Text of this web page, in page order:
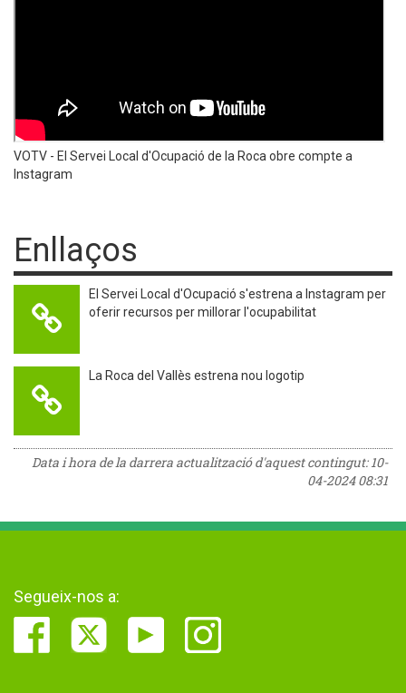
VOTV - El Servei Local d'Ocupació de la Roca obre compte a
Instagram
Enllaços
El Servei Local d'Ocupació s'estrena a Instagram per
oferir recursos per millorar l'ocupabilitat
La Roca del Vallès estrena nou logotip
Data i hora de la darrera actualització d'aquest contingut:10-
04-2024 08:31
Segueix-nos a: